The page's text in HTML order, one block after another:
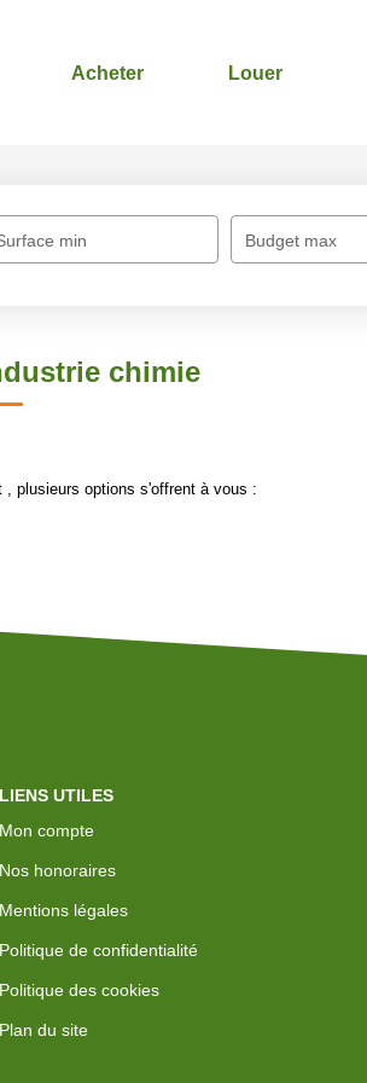
Acheter Louer
min Budget max
chimie
, plusieurs options s'offrent à vous :
LIENS UTILES
Mon compte
Nos honoraires
Mentions légales
Politique de confidentialité
Politique des cookies
Plan du site